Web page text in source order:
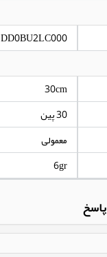
DD0BU2LC000
30cm
30 پین
معمولی
6gr